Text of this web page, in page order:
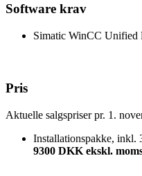
Software krav
Simatic WinCC Unified
Pris
Aktuelle salgspriser pr. 1.
Installationspakke, inkl.
9300 DKK ekskl.